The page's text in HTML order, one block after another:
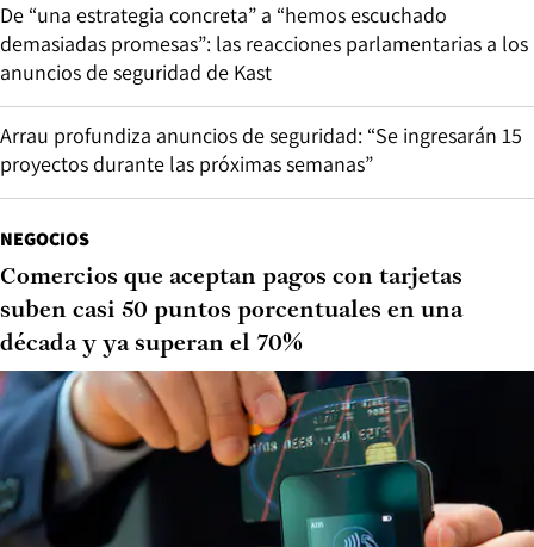
De “una estrategia concreta” a “hemos escuchado
demasiadas promesas”: las reacciones parlamentarias a los
anuncios de seguridad de Kast
Arrau profundiza anuncios de seguridad: “Se ingresarán 15
proyectos durante las próximas semanas”
NEGOCIOS
Comercios que aceptan pagos con tarjetas
suben casi 50 puntos porcentuales en una
década y ya superan el 70%